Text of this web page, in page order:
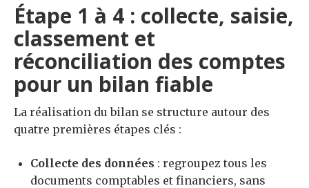
Étape 1 à 4 : collecte, saisie,
classement et
réconciliation des comptes
pour un bilan fiable
La réalisation du bilan se structure autour des
quatre premières étapes clés :
Collecte des données : regroupez tous les
documents comptables et financiers, sans